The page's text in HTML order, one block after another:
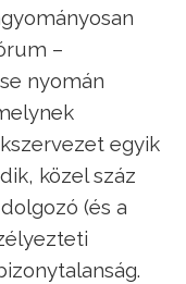
–
nyomán
egyik
közel száz
(és a